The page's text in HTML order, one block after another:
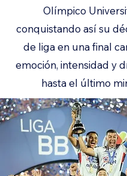
Olímpico
conquistando así su
de liga en una final
emoción, intensidad y
hasta el último